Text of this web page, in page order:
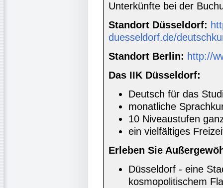
Unterkünfte bei der
Standort Düsseldorf:
duesseldorf.de/
Standort Berlin: http://
Das IIK Düsseldorf:
Deutsch für das
monatliche
10 Niveaustufen
ein vielfältiges
Erleben Sie
Düsseldorf - eine
kosmopolitischem